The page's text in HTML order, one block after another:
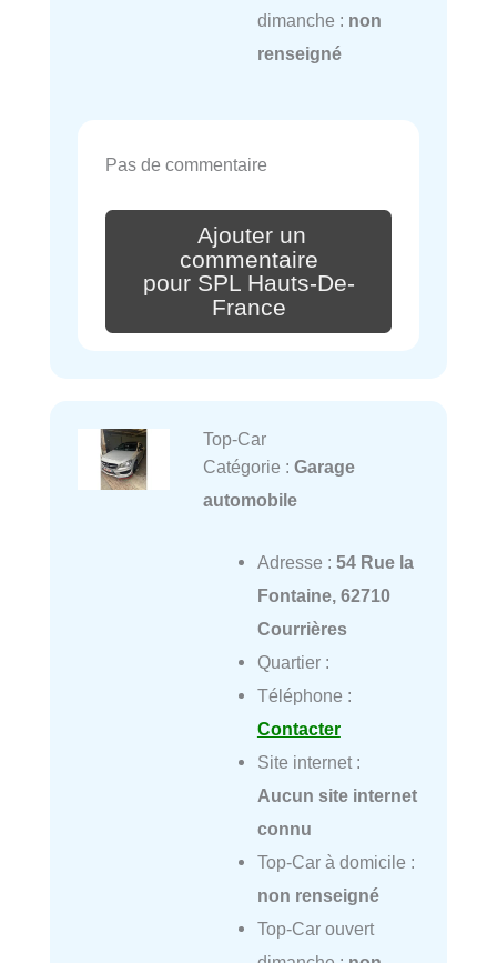
dimanche : non
renseigné
Pas de commentaire
Ajouter un
commentaire
pour SPL Hauts-De-
France
Top-Car
Catégorie : Garage
automobile
Adresse : 54 Rue la
Fontaine, 62710
Courrières
Quartier :
Téléphone :
Contacter
Site internet :
Aucun site internet
connu
Top-Car à domicile :
non renseigné
Top-Car ouvert